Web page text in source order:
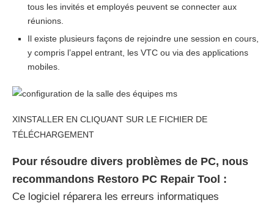
tous les invités et employés peuvent se connecter aux
réunions.
Il existe plusieurs façons de rejoindre une session en cours,
y compris l’appel entrant, les VTC ou via des applications
mobiles.
XINSTALLER EN CLIQUANT SUR LE FICHIER DE
TÉLÉCHARGEMENT
Pour résoudre divers problèmes de PC, nous
recommandons Restoro PC Repair Tool :
Ce logiciel réparera les erreurs informatiques